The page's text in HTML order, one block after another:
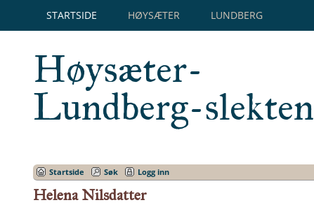
STARTSIDE HØYSÆTER LUNDBERG
Høysæter-
Lundberg-slekten
Startside Søk Logg inn
Helena Nilsdatter